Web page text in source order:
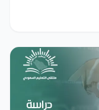
المعترف بها، مع...